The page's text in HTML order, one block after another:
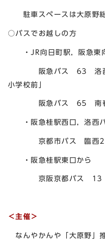
駐車スペースは大原野
○バスでお越しの方
・JR向日町駅，阪急東
阪急バス 63 洛西バ
小学校前」
阪急バス 65 南春日
・阪急桂駅西口，洛西バ
京都市バス 臨西2 「
・阪急桂駅東口から
京阪京都バス 13・
＜主催＞
なんやかんや「大原野」